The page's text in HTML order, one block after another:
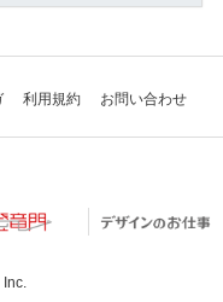
利用規約 お問い合わせ
Inc.